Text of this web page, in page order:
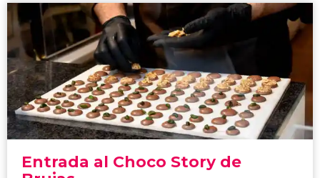
Entrada al Choco Story de